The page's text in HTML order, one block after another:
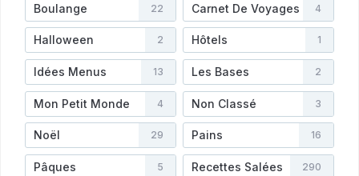
Boulange 22 Carnet De Voyages 4
Halloween 2 Hôtels 1
Idées Menus 13 Les Bases 2
Mon Petit Monde 4 Non Classé 3
Noël 29 Pains 16
Pâques 5 Recettes Salées 290